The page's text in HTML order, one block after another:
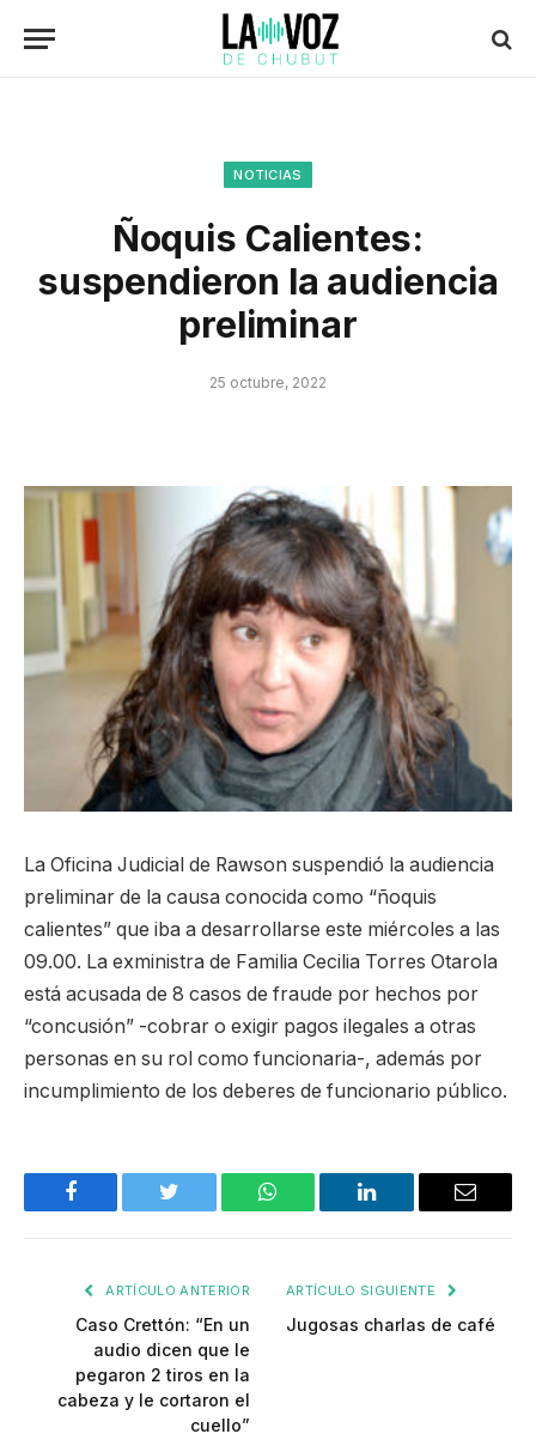
NOTICIAS
Ñoquis Calientes:
suspendieron la audiencia
preliminar
25 octubre, 2022
La Oficina Judicial de Rawson suspendió la audiencia
preliminar de la causa conocida como “ñoquis
calientes” que iba a desarrollarse este miércoles a las
09.00. La exministra de Familia Cecilia Torres Otarola
está acusada de 8 casos de fraude por hechos por
“concusión” -cobrar o exigir pagos ilegales a otras
personas en su rol como funcionaria-, además por
incumplimiento de los deberes de funcionario público.
Facebook Twitter WhatsApp LinkedIn Email
ARTÍCULO ANTERIOR
Caso Crettón: “En un
audio dicen que le
pegaron 2 tiros en la
cabeza y le cortaron el
cuello”
ARTÍCULO SIGUIENTE
Jugosas charlas de café